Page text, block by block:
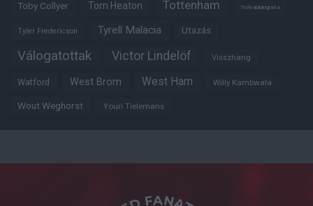
Toby Collyer Tom Heaton Tottenham Trófeabibliográfia
Tyler Fredericson Tyrell Malacia Utazás
Válogatottak Victor Lindelöf Visszhang
Watford West Brom West Ham Willy Kambwala
Wout Weghorst Youri Tielemans